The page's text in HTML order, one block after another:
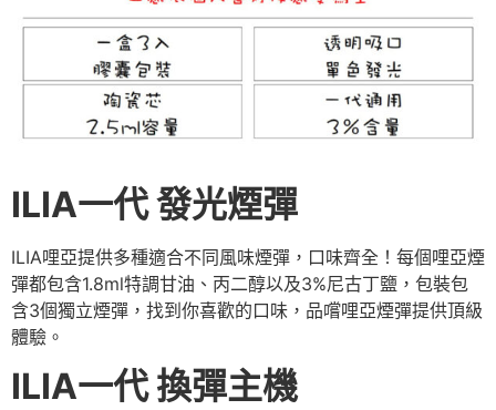
ILIA一代 發光煙彈
ILIA哩亞提供多種適合不同風味煙彈，口味齊全！每個哩亞煙
彈都包含1.8ml特調甘油、丙二醇以及3%尼古丁鹽，包裝包
含3個獨立煙彈，找到你喜歡的口味，品嚐哩亞煙彈提供頂級
體驗。
ILIA一代 換彈主機